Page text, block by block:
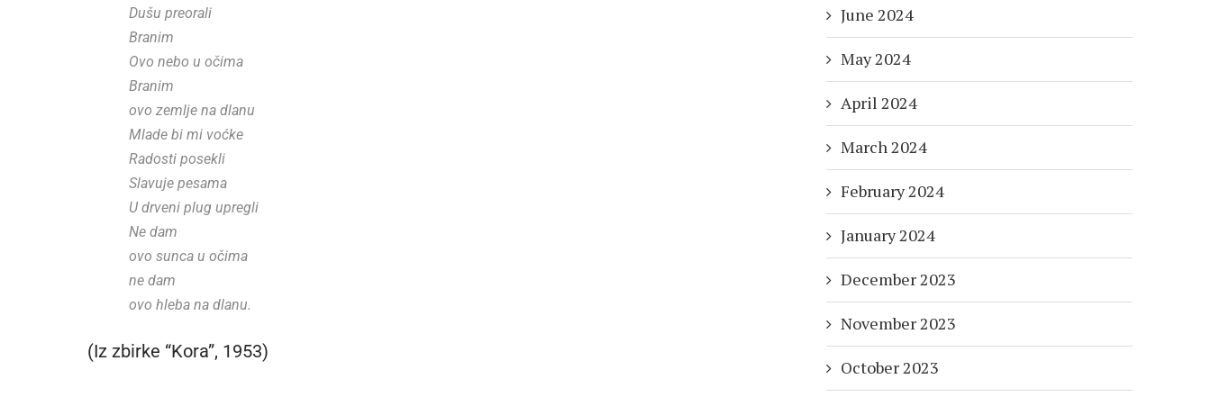
Dušu preorali
Branim
Ovo nebo u očima
Branim
ovo zemlje na dlanu
Mlade bi mi voćke
Radosti posekli
Slavuje pesama
U drveni plug upregli
Ne dam
ovo sunca u očima
ne dam
ovo hleba na dlanu.
(Iz zbirke “Kora”, 1953)
June 2024
May 2024
April 2024
March 2024
February 2024
January 2024
December 2023
November 2023
October 2023